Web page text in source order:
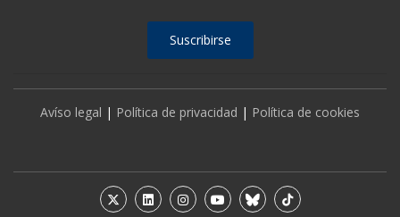
Suscribirse
Avíso legal | Política de privacidad | Política de cookies